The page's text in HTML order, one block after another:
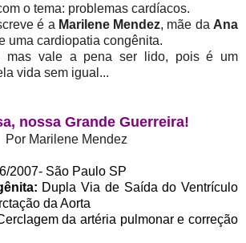
o tema: problemas cardíacos.
é a Marilene Mendez, mãe da Ana
uma cardiopatia congênita.
mas vale a pena ser lido, pois é um
vida sem igual...
nossa Grande Guerreira!
Por Marilene Mendez
2007- São Paulo SP
Dupla Via de Saída do Ventrículo
da Aorta
da artéria pulmonar e correção